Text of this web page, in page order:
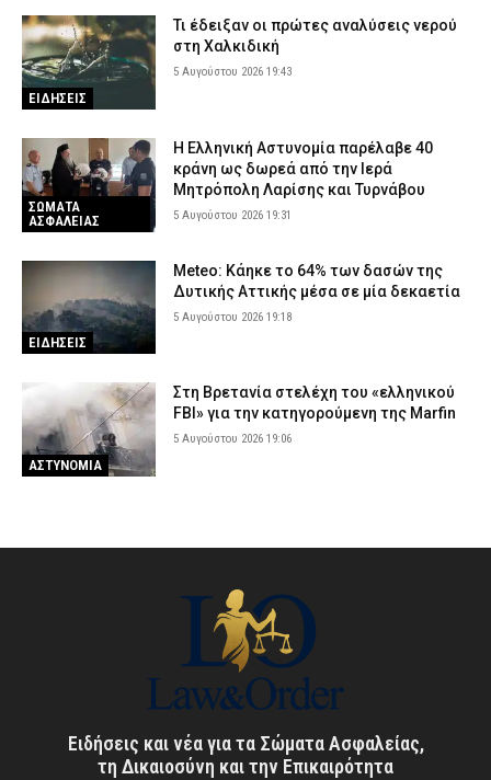
ΕΙΔΗΣΕΙΣ
Τι έδειξαν οι πρώτες αναλύσεις νερού
στη Χαλκιδική
5 Αυγούστου 2026 19:43
ΣΩΜΑΤΑ
ΑΣΦΑΛΕΙΑΣ
Η Ελληνική Αστυνομία παρέλαβε 40
κράνη ως δωρεά από την Ιερά
Μητρόπολη Λαρίσης και Τυρνάβου
5 Αυγούστου 2026 19:31
ΕΙΔΗΣΕΙΣ
Meteo: Κάηκε το 64% των δασών της
Δυτικής Αττικής μέσα σε μία δεκαετία
5 Αυγούστου 2026 19:18
ΑΣΤΥΝΟΜΙΑ
Στη Βρετανία στελέχη του «ελληνικού
FBI» για την κατηγορούμενη της Marfin
5 Αυγούστου 2026 19:06
Ειδήσεις και νέα για τα Σώματα Ασφαλείας,
τη Δικαιοσύνη και την Επικαιρότητα